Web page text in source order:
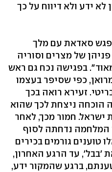
לא ידע ולא דיווח על כך
סאדאת עם מלך
פניהן של מצרים וסוריה
בפגישה נכח גם ראש
כפי שסיפר בעצמו
זעירא רואה בכך
הוכחה ניצחת לכך שהוא
ישראל. חמור מכך, לאחר
המלחמה נדחתה לסוף
טוענים גורמים בכירים
'בבל', עד הרגע האחרון,
ברגע שהמקור ידע,